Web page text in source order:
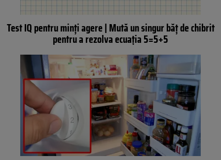
Test IQ pentru minți agere | Mută un singur băț de chibrit
pentru a rezolva ecuația 5=5+5